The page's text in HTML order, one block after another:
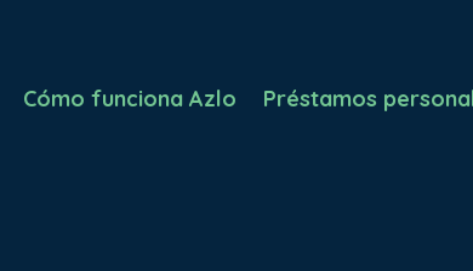
Cómo funciona Azlo Préstamos